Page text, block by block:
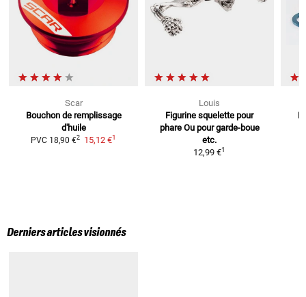
Scar
Bouchon de remplissage
d'huile
PVC 18,90 €2 15,12 €1
Louis
Figurine squelette pour
phare Ou pour garde-boue
etc.
12,99 €1
Derniers articles visionnés